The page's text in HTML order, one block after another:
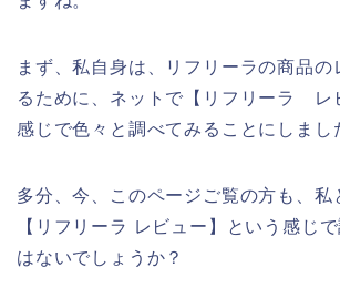
まず、私自身は、リフリーラの商品の
るために、ネットで【リフリーラ レ
感じで色々と調べてみることにしまし
多分、今、このページご覧の方も、私
【リフリーラ レビュー】という感じ
はないでしょうか？